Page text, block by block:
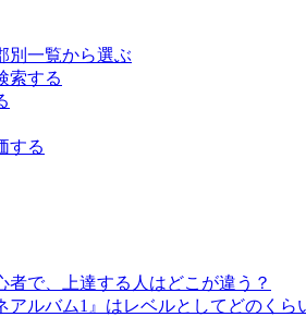
別一覧から選ぶ
索する
する
者で、上達する人はどこが違う？
アルバム1』はレベルとしてどのくら